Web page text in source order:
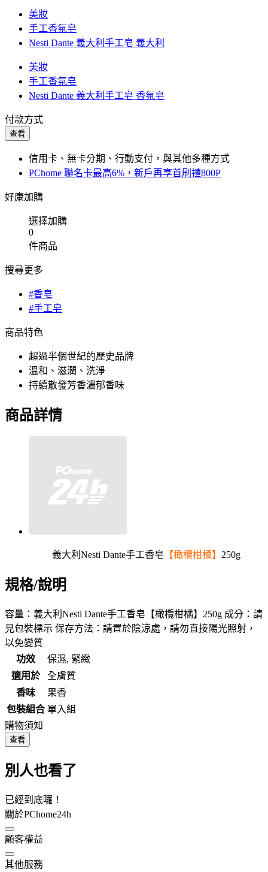
美妝
手工香氛皂
Nesti Dante 義大利手工皂 義大利
美妝
手工香氛皂
Nesti Dante 義大利手工皂 香氛皂
付款方式
查看
信用卡、無卡分期、行動支付，與其他多種方式
PChome 聯名卡最高6%，新戶再享首刷禮800P
好康加購
選擇加購
0
件商品
搜尋更多
#香皂
#手工皂
商品特色
超過半個世紀的歷史品牌
溫和、滋潤、洗淨
持續散發芳香濃郁香味
商品詳情
義大利Nesti Dante手工香皂 【橄欖柑橘】 250g
規格/說明
容量：義大利Nesti Dante手工香皂【橄欖柑橘】250g 成分：請
見包裝標示 保存方法：請置於陰涼處，請勿直接陽光照射，
以免變質
功效
保濕, 緊緻
適用於
全膚質
香味
果香
包裝組合 單入組
購物須知
查看
別人也看了
已經到底囉！
關於PChome24h
顧客權益
其他服務